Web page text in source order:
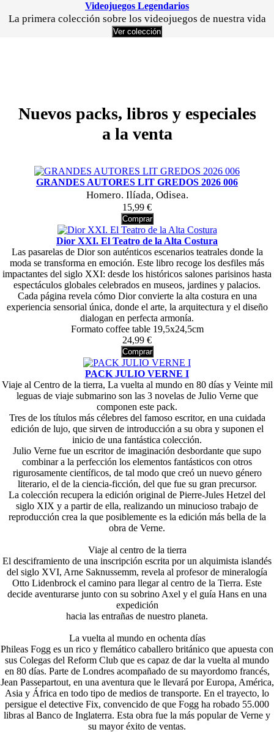
Videojuegos Legendarios
La primera colección sobre los videojuegos de nuestra vida
Ver colección
Nuevos packs, libros y especiales
a la venta
GRANDES AUTORES LIT GREDOS 2026 006
Homero. Ilíada, Odisea.
15,99 €
Comprar
Dior XXI. El Teatro de la Alta Costura
Las pasarelas de Dior son auténticos escenarios teatrales donde la
moda se transforma en emoción. Este libro recoge los desfiles más
impactantes del siglo XXI: desde los históricos salones parisinos hasta
espectáculos globales celebrados en museos, jardines y palacios.
Cada página revela cómo Dior convierte la alta costura en una
experiencia sensorial única, donde el arte, la arquitectura y el diseño
dialogan en perfecta armonía.
Formato coffee table 19,5x24,5cm
24,99 €
Comprar
PACK JULIO VERNE I
Viaje al Centro de la tierra, La vuelta al mundo en 80 días y Veinte mil
leguas de viaje submarino son las 3 novelas de Julio Verne que
componen este pack.
Tres de los títulos más célebres del famoso escritor, en una cuidada
edición de lujo, que sirven de introducción a su obra y suponen el
inicio de una fantástica colección.
Julio Verne fue un escritor de imaginación desbordante que supo
combinar a la perfección los elementos fantásticos con otros
rigurosamente científicos, de tal modo que creó un nuevo género
literario, el de la ciencia-ficción, del que fue su gran precursor.
La colección recupera la edición original de Pierre-Jules Hetzel del
siglo XIX y a partir de ella, realizando un minucioso trabajo de
reproducción crea la que posiblemente es la edición más bella de la
obra de Verne.
Viaje al centro de la tierra
El desciframiento de una inscripción escrita por un alquimista islandés
del siglo XVI, Arne Saknussemm, revela al profesor de mineralogía
Otto Lidenbrock el camino para llegar al centro de la Tierra. Este
decide aventurarse junto con su sobrino Axel y el guía Hans en una
expedición
hacia las entrañas de nuestro planeta.
La vuelta al mundo en ochenta días
Phileas Fogg es un rico y flemático caballero británico que apuesta con
sus Colegas del Reform Club que es capaz de dar la vuelta al mundo
en 80 días. Parte de Londres acompañado de su mayordomo francés,
Jean Passepartout, en una aventura que le llevará por Europa, América,
Asia y África en todo tipo de medios de transporte. En el trayecto, lo
persigue el detective Fix, convencido de que Fogg ha robado 55.000
libras al Banco de Inglaterra. Esta obra fue la más popular de Verne y
su mayor éxito de ventas.